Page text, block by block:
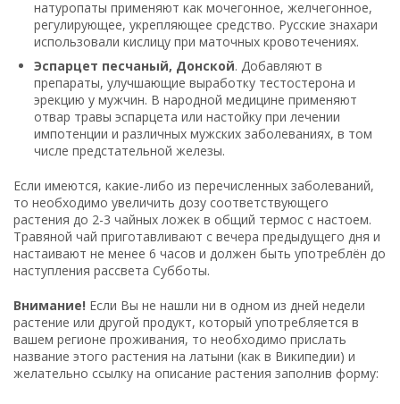
натуропаты применяют как мочегонное, желчегонное,
регулирующее, укрепляющее средство. Русские знахари
использовали кислицу при маточных кровотечениях.
Эспарцет песчаный, Донской. Добавляют в
препараты, улучшающие выработку тестостерона и
эрекцию у мужчин. В народной медицине применяют
отвар травы эспарцета или настойку при лечении
импотенции и различных мужских заболеваниях, в том
числе предстательной железы.
Если имеются, какие-либо из перечисленных заболеваний,
то необходимо увеличить дозу соответствующего
растения до 2-3 чайных ложек в общий термос с настоем.
Травяной чай приготавливают с вечера предыдущего дня и
настаивают не менее 6 часов и должен быть употреблён до
наступления рассвета Субботы.
Внимание! Если Вы не нашли ни в одном из дней недели
растение или другой продукт, который употребляется в
вашем регионе проживания, то необходимо прислать
название этого растения на латыни (как в Википедии) и
желательно ссылку на описание растения заполнив форму: